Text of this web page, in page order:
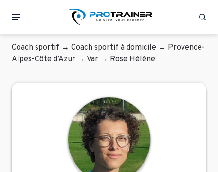
Coach sportif → Coach sportif à domicile → Provence-
Alpes-Côte d’Azur → Var → Rose Hélène